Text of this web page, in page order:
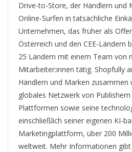
Drive-to-Store, der Händlern und
Online-Surfen in tatsächliche
Unternehmen, das früher als
Österreich und den CEE-Ländern
25 Ländern mit einem Team von
Mitarbeiter:innen tätig. Shopfully
Händlern und Marken zusammen
globales Netzwerk von
Plattformen sowie seine
einschließlich seiner eigenen KI-
Marketingplattform, über 200
weltweit. Mehr Informationen